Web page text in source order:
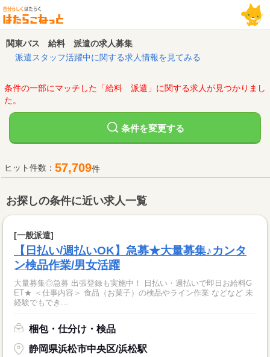
関東バス 給料 派遣の求人募集
派遣スタッフ活躍中に関する求人情報を見てみる
条件の一部にマッチした「給料 派遣」に関する求人が見つかりまし
た。
条件を変更する
ヒット件数： 57,709件
お探しの条件に近い求人一覧
[一般派遣]
【日払い/週払いOK】急募★大量募集♪カンタ
ン検品作業/男女活躍
大量募集◎急募 出張登録も実施中！ 日払い・週払いで即日お給料G
ET★ ＜仕事内容＞ 食品（お菓子）の検品やライン作業 などなど 未
経験でもでき...
梱包・仕分け・検品
静岡県浜松市中央区/浜松駅